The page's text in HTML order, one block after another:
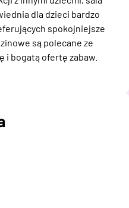
dla dzieci bardzo
spokojniejsze
są polecane ze
i bogatą ofertę zabaw.